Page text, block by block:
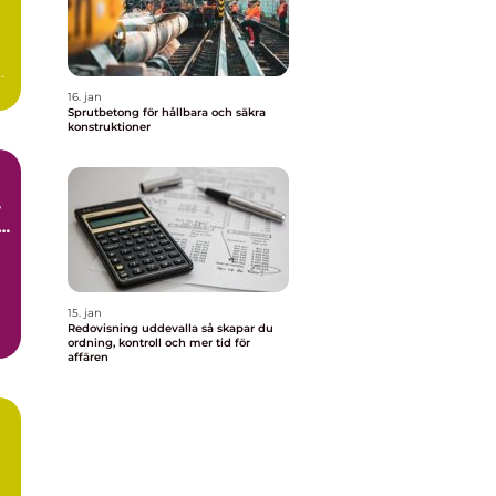
16. jan
Sprutbetong för hållbara och säkra
konstruktioner
15. jan
Redovisning uddevalla så skapar du
ordning, kontroll och mer tid för
affären